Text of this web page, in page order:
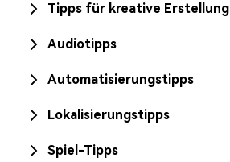
Tipps für kreative Erstellung
Audiotipps
Automatisierungstipps
Lokalisierungstipps
Spiel-Tipps